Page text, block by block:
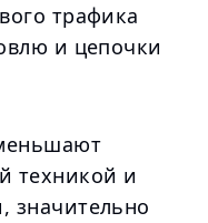
трафика
и цепочки
техникой и
значительно